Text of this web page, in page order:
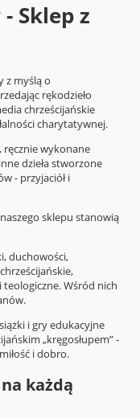
Sklep z
z myślą o
rękodzieło
chrześcijańskie
charytatywnej.
ręcznie wykonane
dzieła stworzone
- przyjaciół i
sklepu stanowią
duchowości,
Wśród nich
i gry edukacyjne
„kręgosłupem” -
i dobro.
każdą